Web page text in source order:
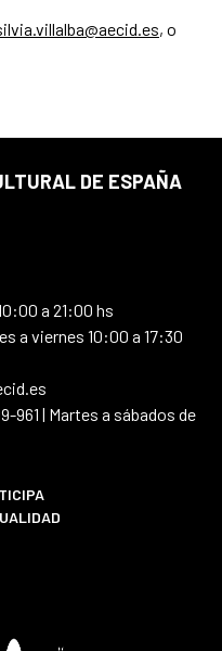
, o
DE ESPAÑA
a 21:00 hs
a viernes 10:00 a 17:30
961 | Martes a sábados de